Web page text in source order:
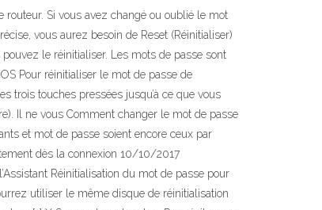
routeur. Si vous avez changé ou oublié le mot
vous aurez besoin de Reset (Réinitialiser)
le réinitialiser. Les mots de passe sont
Pour réinitialiser le mot de passe de
trois touches pressées jusqu’à ce que vous
Il ne vous Comment changer le mot de passe
et mot de passe soient encore ceux par
dès la connexion 10/10/2017
Réinitialisation du mot de passe pour
utiliser le même disque de réinitialisation